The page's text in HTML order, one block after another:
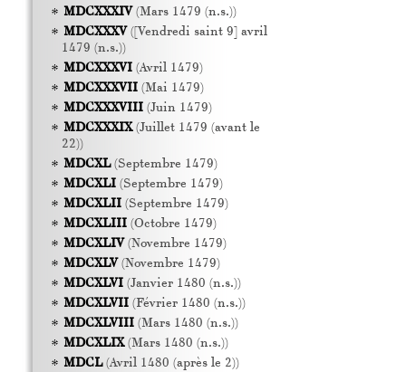
MDCXXXIV(Mars 1479 (n.s.))
MDCXXXV([Vendredi saint 9] avril
1479 (n.s.))
MDCXXXVI(Avril 1479)
MDCXXXVII(Mai 1479)
MDCXXXVIII(Juin 1479)
MDCXXXIX(Juillet 1479 (avant le
22))
MDCXL(Septembre 1479)
MDCXLI(Septembre 1479)
MDCXLII(Septembre 1479)
MDCXLIII(Octobre 1479)
MDCXLIV(Novembre 1479)
MDCXLV(Novembre 1479)
MDCXLVI(Janvier 1480 (n.s.))
MDCXLVII(Février 1480 (n.s.))
MDCXLVIII(Mars 1480 (n.s.))
MDCXLIX(Mars 1480 (n.s.))
MDCL(Avril 1480 (après le 2))